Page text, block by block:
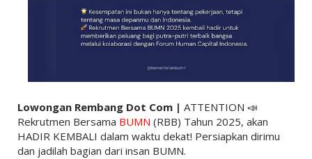
Lowongan Rembang Dot Com | ATTENTION 📣
Rekrutmen Bersama BUMN (RBB) Tahun 2025, akan
HADIR KEMBALI dalam waktu dekat! Persiapkan dirimu
dan jadilah bagian dari insan BUMN.